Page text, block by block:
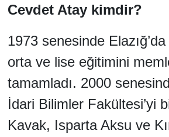
Cevdet Atay kimdir?
1973 senesinde
orta ve lise eğitimini
tamamladı. 2000
İdari Bilimler Fakültesi’yi
Kavak, Isparta Aksu ve